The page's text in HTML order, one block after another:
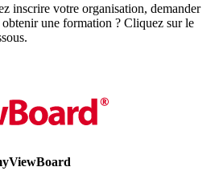
inscrire votre organisation, demander
une formation ? Cliquez sur le